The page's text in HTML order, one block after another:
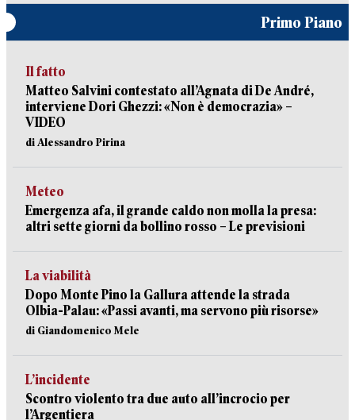
Primo Piano
Il fatto
Matteo Salvini contestato all’Agnata di De André,
interviene Dori Ghezzi: «Non è democrazia» –
VIDEO
di Alessandro Pirina
Meteo
Emergenza afa, il grande caldo non molla la presa:
altri sette giorni da bollino rosso – Le previsioni
La viabilità
Dopo Monte Pino la Gallura attende la strada
Olbia-Palau: «Passi avanti, ma servono più risorse»
di Giandomenico Mele
L’incidente
Scontro violento tra due auto all’incrocio per
l’Argentiera